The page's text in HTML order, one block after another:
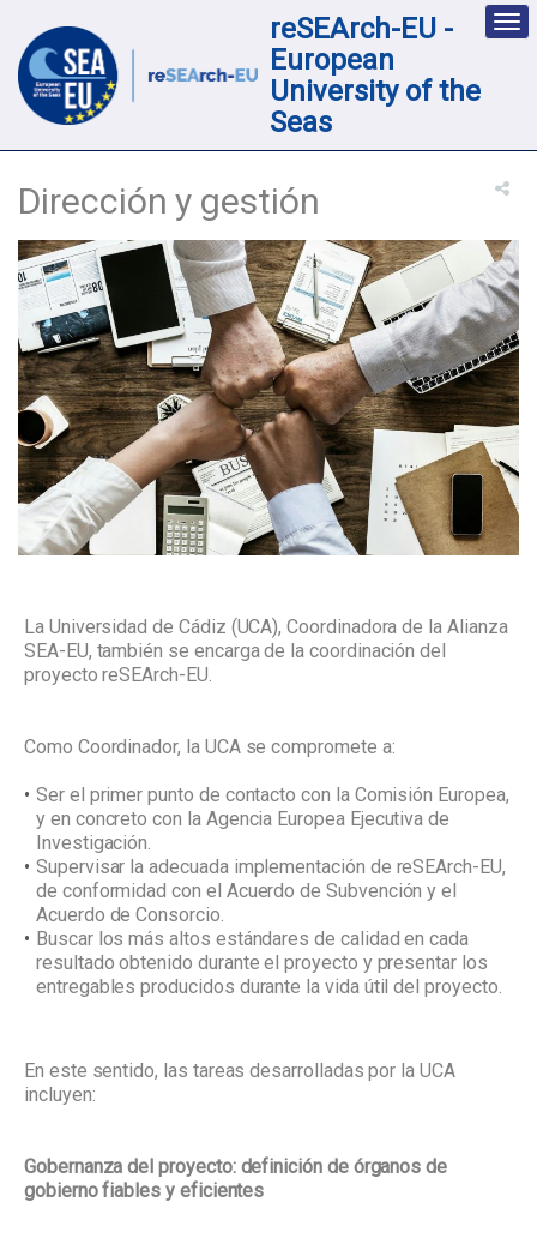
reSEArch-EU -
European
University of the
Seas
Dirección y gestión
La Universidad de Cádiz (UCA), Coordinadora de la Alianza
SEA-EU, también se encarga de la coordinación del
proyecto reSEArch-EU.
Como Coordinador, la UCA se compromete a:
Ser el primer punto de contacto con la Comisión Europea,
y en concreto con la Agencia Europea Ejecutiva de
Investigación.
Supervisar la adecuada implementación de reSEArch-EU,
de conformidad con el Acuerdo de Subvención y el
Acuerdo de Consorcio.
Buscar los más altos estándares de calidad en cada
resultado obtenido durante el proyecto y presentar los
entregables producidos durante la vida útil del proyecto.
En este sentido, las tareas desarrolladas por la UCA
incluyen:
Gobernanza del proyecto: definición de órganos de
gobierno fiables y eficientes